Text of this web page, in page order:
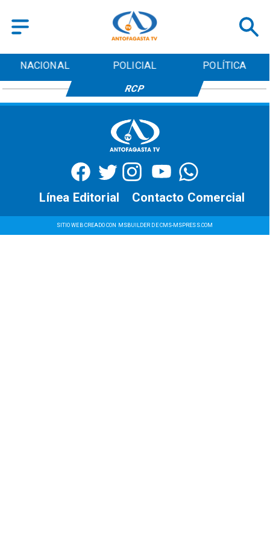
NACIONAL POLICIAL POLÍTICA
RCP
SITIO WEB CREADO CON MSBUILDER DE CMS-MSPRESS.COM
Contacto Comercial
Línea Editorial